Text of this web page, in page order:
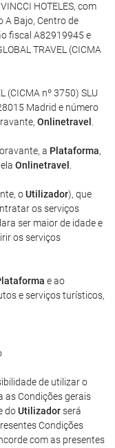
HOTELES, com
A Bajo, Centro de
fiscal A82919945 e
TRAVEL (CICMA
(CICMA nº 3750) SLU
Madrid e número
Onlinetravel
a Plataforma,
Onlinetravel
oUtilizador), que
os serviços
ser maior de idade e
os serviços
e ao
e serviços turísticos,
de utilizar o
as Condições gerais
doUtilizadorserá
Condições
com as presentes